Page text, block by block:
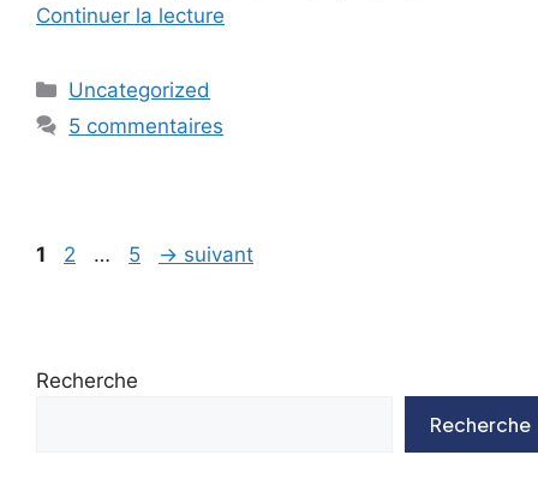
Continuer la lecture
Uncategorized
5 commentaires
1 2 … 5 → suivant
Recherche
Recherche